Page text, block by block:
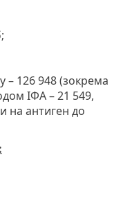
– 126 948 (зокрема
ІФА – 21 549,
на антиген до